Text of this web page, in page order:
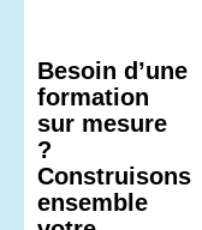
Besoin d’une
formation
sur mesure
?
Construisons
ensemble